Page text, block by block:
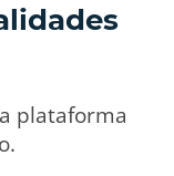
plataforma